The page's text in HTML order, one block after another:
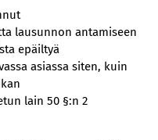
lausunnon antamiseen
epäiltyä
asiassa siten, kuin
lain 50 §:n 2